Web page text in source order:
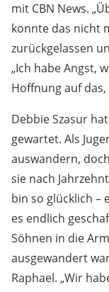
mit CBN News.
konnte das nicht
zurückgelassen
„Ich habe Angst,
Hoffnung auf
Debbie Szasur
gewartet. Als
auswandern,
sie nach
bin so glücklich –
es endlich
Söhnen in die
ausgewandert
Raphael. „Wir